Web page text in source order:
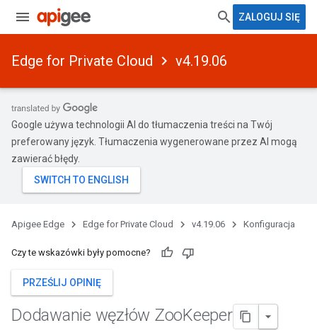
ZALOGUJ SIĘ
Edge for Private Cloud v4.19.06
Google używa technologii AI do tłumaczenia treści na Twój
preferowany język. Tłumaczenia wygenerowane przez AI mogą
zawierać błędy.
Apigee Edge Edge for Private Cloud v4.19.06 Konfiguracja
Czy te wskazówki były pomocne?
PRZEŚLIJ OPINIĘ
Dodawanie węzłów ZooKeeper